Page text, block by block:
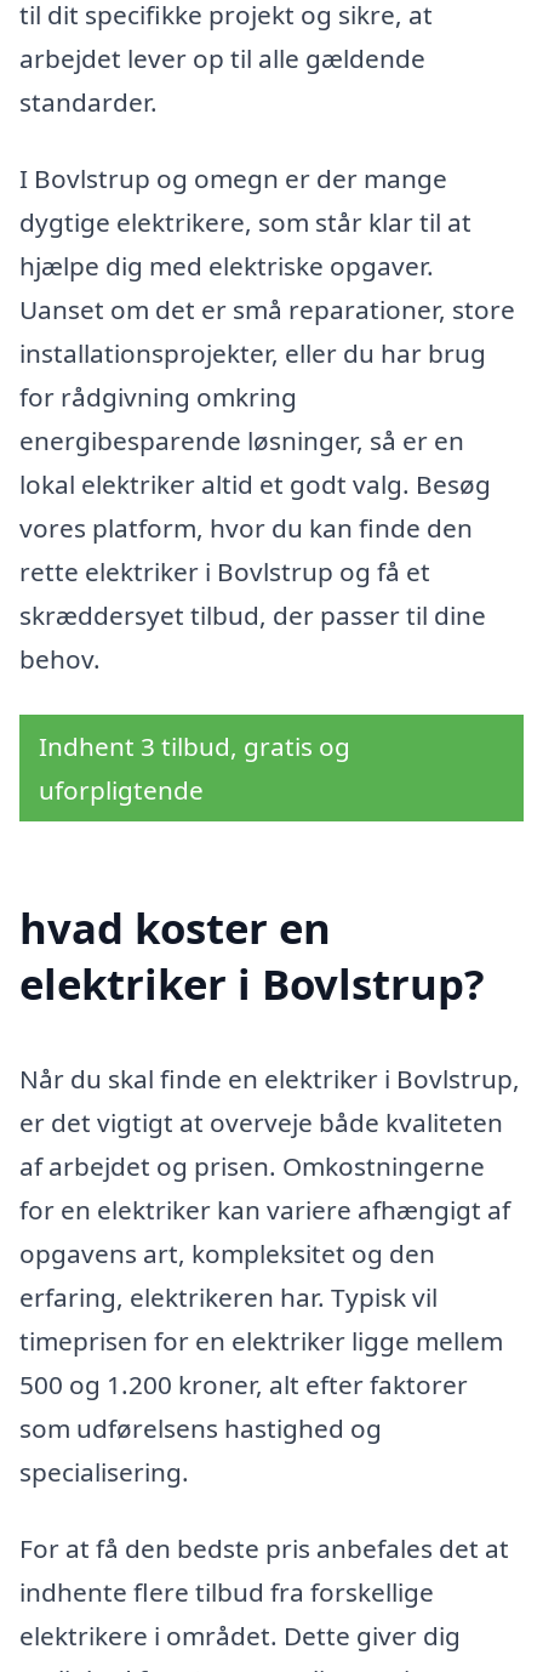
til dit specifikke projekt og sikre, at
arbejdet lever op til alle gældende
standarder.
I Bovlstrup og omegn er der mange
dygtige elektrikere, som står klar til at
hjælpe dig med elektriske opgaver.
Uanset om det er små reparationer, store
installationsprojekter, eller du har brug
for rådgivning omkring
energibesparende løsninger, så er en
lokal elektriker altid et godt valg. Besøg
vores platform, hvor du kan finde den
rette elektriker i Bovlstrup og få et
skræddersyet tilbud, der passer til dine
behov.
Indhent 3 tilbud, gratis og
uforpligtende
hvad koster en
elektriker i Bovlstrup?
Når du skal finde en elektriker i Bovlstrup,
er det vigtigt at overveje både kvaliteten
af arbejdet og prisen. Omkostningerne
for en elektriker kan variere afhængigt af
opgavens art, kompleksitet og den
erfaring, elektrikeren har. Typisk vil
timeprisen for en elektriker ligge mellem
500 og 1.200 kroner, alt efter faktorer
som udførelsens hastighed og
specialisering.
For at få den bedste pris anbefales det at
indhente flere tilbud fra forskellige
elektrikere i området. Dette giver dig